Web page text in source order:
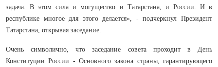
задача. В этом сила и могущество и Татарстана, и России. И в
республике многое для этого делается», - подчеркнул Президент
Татарстана, открывая заседание.
Очень символично, что заседание совета проходит в День
Конституции России - Основного закона страны, гарантирующего